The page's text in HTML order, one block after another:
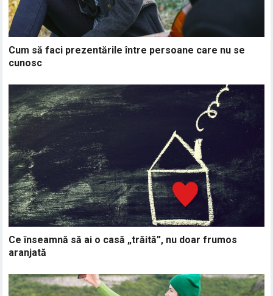
Cum să faci prezentările între persoane care nu se
cunosc
Ce înseamnă să ai o casă „trăită”, nu doar frumos
aranjată